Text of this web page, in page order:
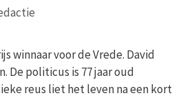
winnaar voor de Vrede. David
De politicus is 77 jaar oud
reus liet het leven na een kort